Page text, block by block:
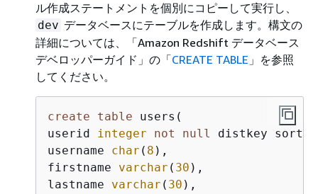
ル作成ステートメントを個別にコピーして実行し、
dev データベースにテーブルを作成します。構文の
詳細については、「Amazon Redshift データベース
デベロッパーガイド」 の「CREATE TABLE 」を参照
してください。
create table users(
userid integer not null
distkey
username char ( 8 ),
firstname varchar ( 30 ),
lastname varchar ( 30 ),